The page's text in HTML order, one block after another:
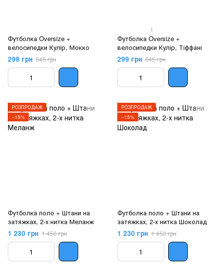
Футболка Oversize +
велосипедки Кулір, Мокко
299 грн 645 грн
1
Футболка Oversize +
велосипедки Кулір, Тіффані
299 грн 645 грн
РОЗПРОДАЖ
−15%
Футболка поло + Штани на
затяжках, 2-х нитка Меланж
1 230 грн 1 450 грн
РОЗПРОДАЖ
−15%
Футболка поло + Штани на
затяжках, 2-х нитка Шоколад
1 230 грн 1 450 грн